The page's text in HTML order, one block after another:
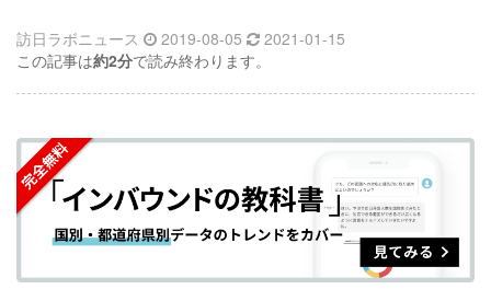
記
事
シ
ェ
ア
す
る
記
事
シ
ェ
ア
す
る
な
ブ
ク
マ
ー
ク
に
記
購
読
す
る
録
す
訪日ラボニュース 2019-08-05
2021-01-15
この記事は約2分で読み終わります。